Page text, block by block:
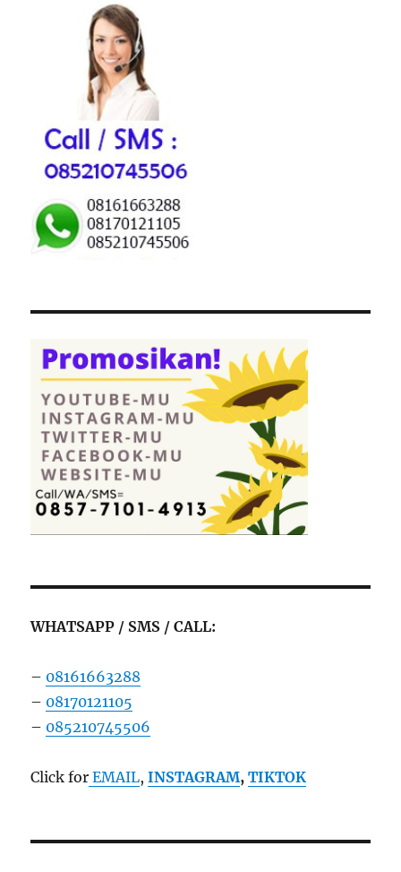
WHATSAPP / SMS / CALL:
– 08161663288
– 08170121105
– 085210745506
Click for EMAIL, INSTAGRAM, TIKTOK